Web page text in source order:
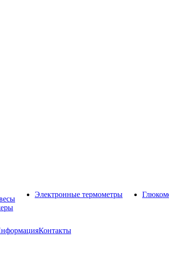
Электронные термометры
Контакты